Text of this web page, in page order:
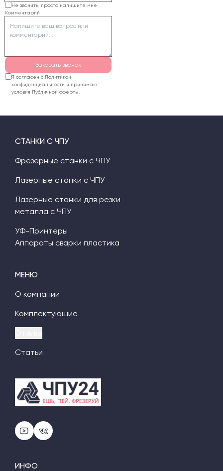
определят подходящую
конфигурацию,
подготовят расчет и
согласуют доставку.
Не звонить, просто напишите мне
Комментарий
Заказать звонок
Я согласен с Политикой
конфиденциальности и принимаю
условия Публичной оферты.
МЕНЮ
О компании
Комплектующие
Статьи
СТАНКИ С ЧПУ
Фрезерные станки с ЧПУ
Лазерные станки с ЧПУ
Лазерные станки для резки
металла с ЧПУ
УФ-Принтеры
Аппараты сварки пластика
ИНФО